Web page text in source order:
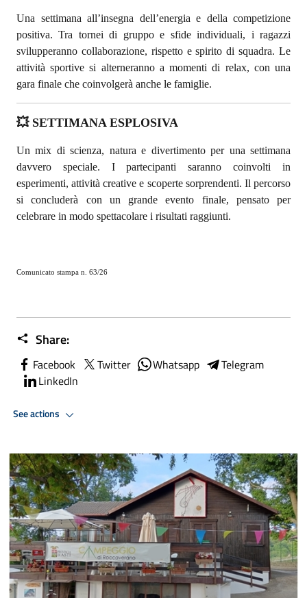
Una settimana all’insegna dell’energia e della competizione
positiva. Tra tornei di gruppo e sfide individuali, i ragazzi
svilupperanno collaborazione, rispetto e spirito di squadra. Le
attività sportive si alterneranno a momenti di relax, con una
gara finale che coinvolgerà anche le famiglie.
💥 SETTIMANA ESPLOSIVA
Un mix di scienza, natura e divertimento per una settimana
davvero speciale. I partecipanti saranno coinvolti in
esperimenti, attività creative e scoperte sorprendenti. Il percorso
si concluderà con un grande evento finale, pensato per
celebrare in modo spettacolare i risultati raggiunti.
Comunicato stampa n. 63/26
Share:
Facebook Twitter Whatsapp
Telegram
LinkedIn
See actions